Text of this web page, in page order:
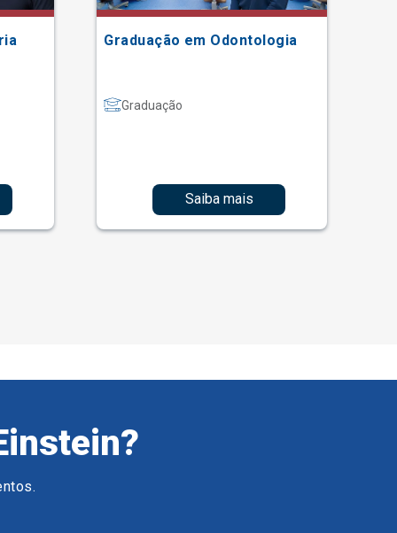
Graduação em Odontologia
Graduação
Saiba mais